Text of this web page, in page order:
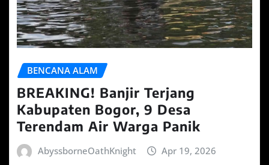
BENCANA ALAM
BREAKING! Banjir Terjang
Kabupaten Bogor, 9 Desa
Terendam Air Warga Panik
AbyssborneOathKnight Apr 19, 2026